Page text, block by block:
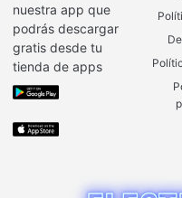
nuestra app que
podrás descargar
gratis desde tu
tienda de apps